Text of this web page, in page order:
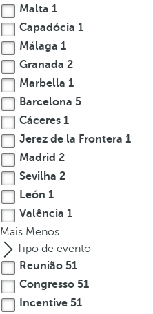
o
n
.
A
f
t
r
e
n
t
e
r
i
n
g
t
r
Malta 1
Capadócia 1
Málaga 1
Granada 2
Marbella 1
Barcelona 5
Cáceres 1
Jerez de la Frontera 1
Madrid 2
Sevilha 2
León 1
Valência 1
Mais Menos
Tipo de evento
Reunião 51
Congresso 51
Incentive 51